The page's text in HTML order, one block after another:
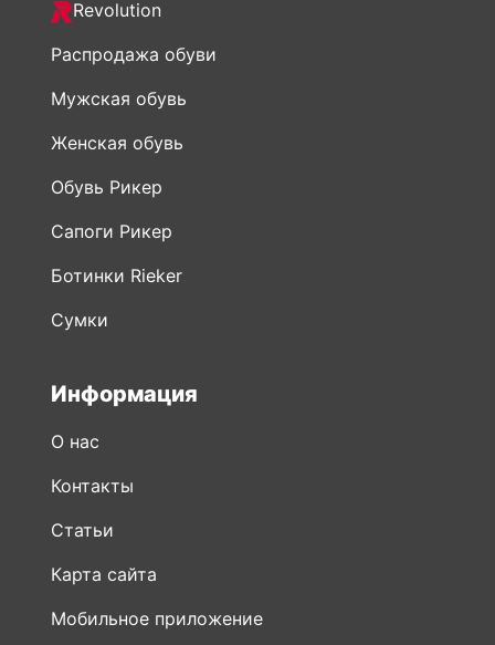
Revolution
Распродажа обуви
Мужская обувь
Женская обувь
Обувь Рикер
Сапоги Рикер
Ботинки Rieker
Сумки
Информация
О нас
Контакты
Статьи
Карта сайта
Мобильное приложение